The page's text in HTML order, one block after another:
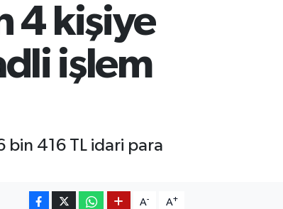
4 kişiye
işlem
bin 416 TL idari para
A- A+